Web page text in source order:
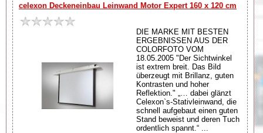
celexon Deckeneinbau Leinwand Motor Expert 160 x 120 cm
DIE MARKE MIT BESTEN
ERGEBNISSEN AUS DER
COLORFOTO VOM
18.05.2005 "Der Sichtwinkel
ist extrem breit. Das Bild
überzeugt mit Brillanz, guten
Kontrasten und hoher
Reflektion." „… dabei glänzt
Celexon`s-Stativleinwand, die
schnell aufgebaut einen guten
Stand beweist und deren Tuch
ordentlich spannt.“ ...